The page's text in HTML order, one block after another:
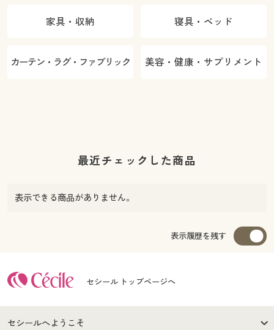
家具・収納 寝具・ベッド
カーテン・ラグ・ファブリック 美容・健康・サプリメント
最近チェックした商品
表示できる商品がありません。
表示履歴を残す
セシール トップページへ
セシールへようこそ